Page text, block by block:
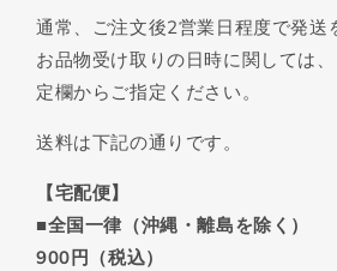
通常、ご注文後2営業日程度で発送
お品物受け取りの日時に関しては
定欄からご指定ください。
送料は下記の通りです。
【宅配便】
■全国一律（沖縄・離島を除く）
900円（税込）